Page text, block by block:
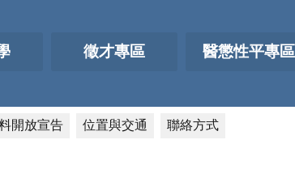
徵才專區 醫懲性平專區
開放宣告 位置與交通 聯絡方式